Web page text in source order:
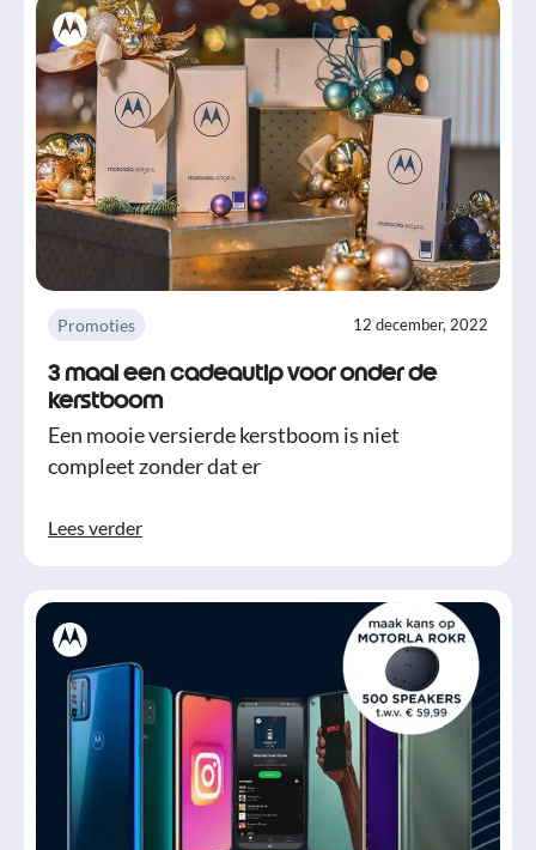
Promoties 12 december, 2022
3 maal een cadeautip voor onder de
kerstboom
Een mooie versierde kerstboom is niet
compleet zonder dat er
Lees verder